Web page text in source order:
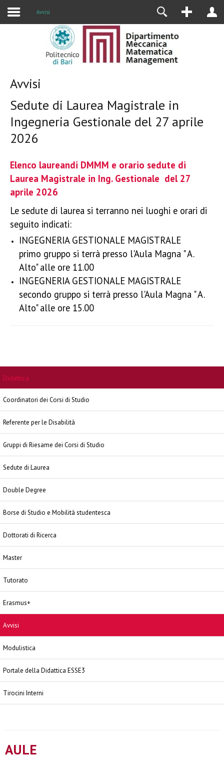
Avvisi
Avvisi
Sedute di Laurea Magistrale in
Ingegneria Gestionale del 27 aprile
2026
Elenco laureandi DMMM e orario sedute di
Laurea Magistrale in Ing. Gestionale del 27
aprile 2026
Le sedute di laurea si terranno nei luoghi e orari di
seguito indicati:
INGEGNERIA GESTIONALE MAGISTRALE
primo gruppo si terrà presso l'Aula Magna " A.
Alto" alle ore 11.00
INGEGNERIA GESTIONALE MAGISTRALE
secondo gruppo si terrà presso l'Aula Magna " A.
Alto" alle ore 15.00
Didattica
Coordinatori dei Corsi di Studio
Referente per le Disabilità
Gruppi di Riesame dei Corsi di Studio
Sedute di Laurea
Double Degree
Borse di Studio e Mobilità studentesca
Dottorati di Ricerca
Master
Tutorato
Erasmus+
Avvisi
Modulistica
Portale della Didattica ESSE3
Tirocini Interni
AULE